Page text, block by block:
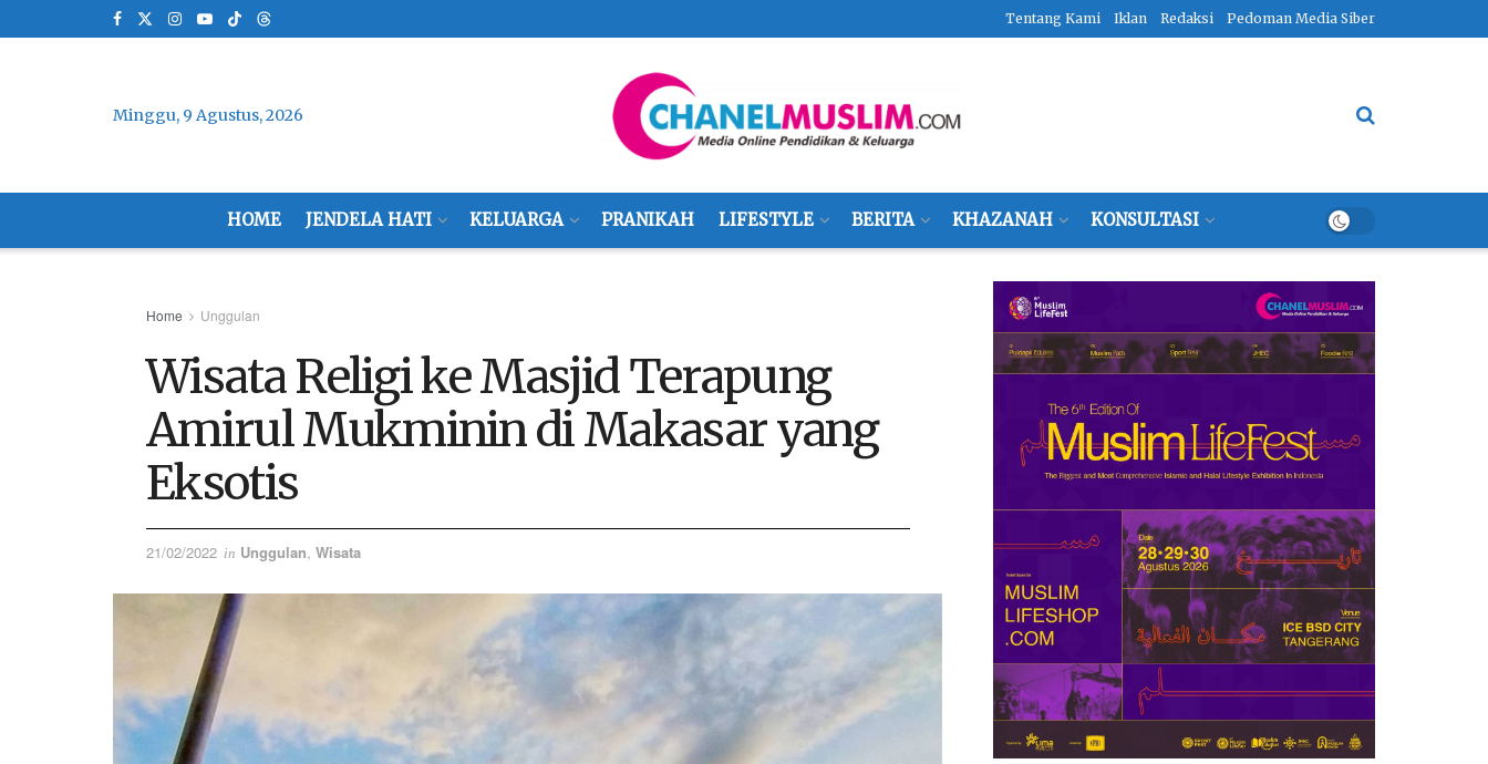
Tentang Kami Iklan Redaksi Pedoman Media Siber
Minggu, 9 Agustus, 2026
HOME JENDELA HATI KELUARGA PRANIKAH LIFESTYLE BERITA KHAZANAH KONSULTASI
Home Unggulan
Wisata Religi ke Masjid Terapung
Amirul Mukminin di Makasar yang
Eksotis
21/02/2022 in Unggulan, Wisata